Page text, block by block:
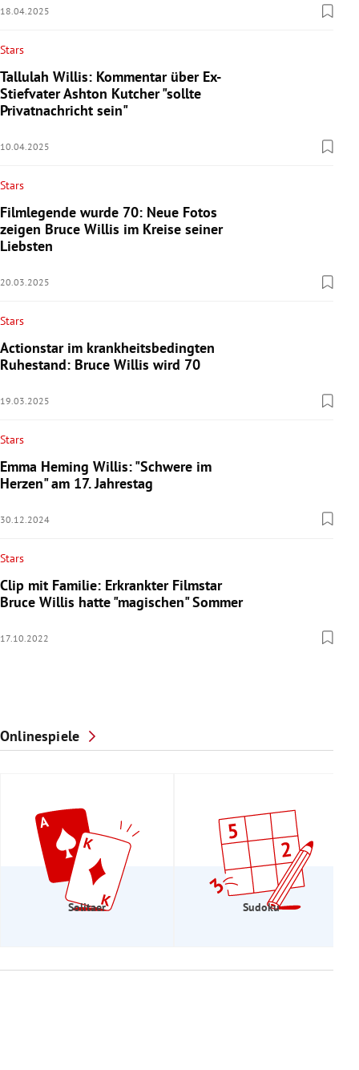
18.04.2025
Stars
Tallulah Willis: Kommentar über Ex-
Stiefvater Ashton Kutcher "sollte
Privatnachricht sein"
10.04.2025
Stars
Filmlegende wurde 70: Neue Fotos
zeigen Bruce Willis im Kreise seiner
Liebsten
20.03.2025
Stars
Actionstar im krankheitsbedingten
Ruhestand: Bruce Willis wird 70
19.03.2025
Stars
Emma Heming Willis: "Schwere im
Herzen" am 17. Jahrestag
30.12.2024
Stars
Clip mit Familie: Erkrankter Filmstar
Bruce Willis hatte "magischen" Sommer
17.10.2022
Onlinespiele
Solitaer Sudoku